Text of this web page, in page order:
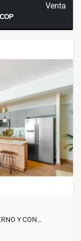
Venta
COP
Y CON…